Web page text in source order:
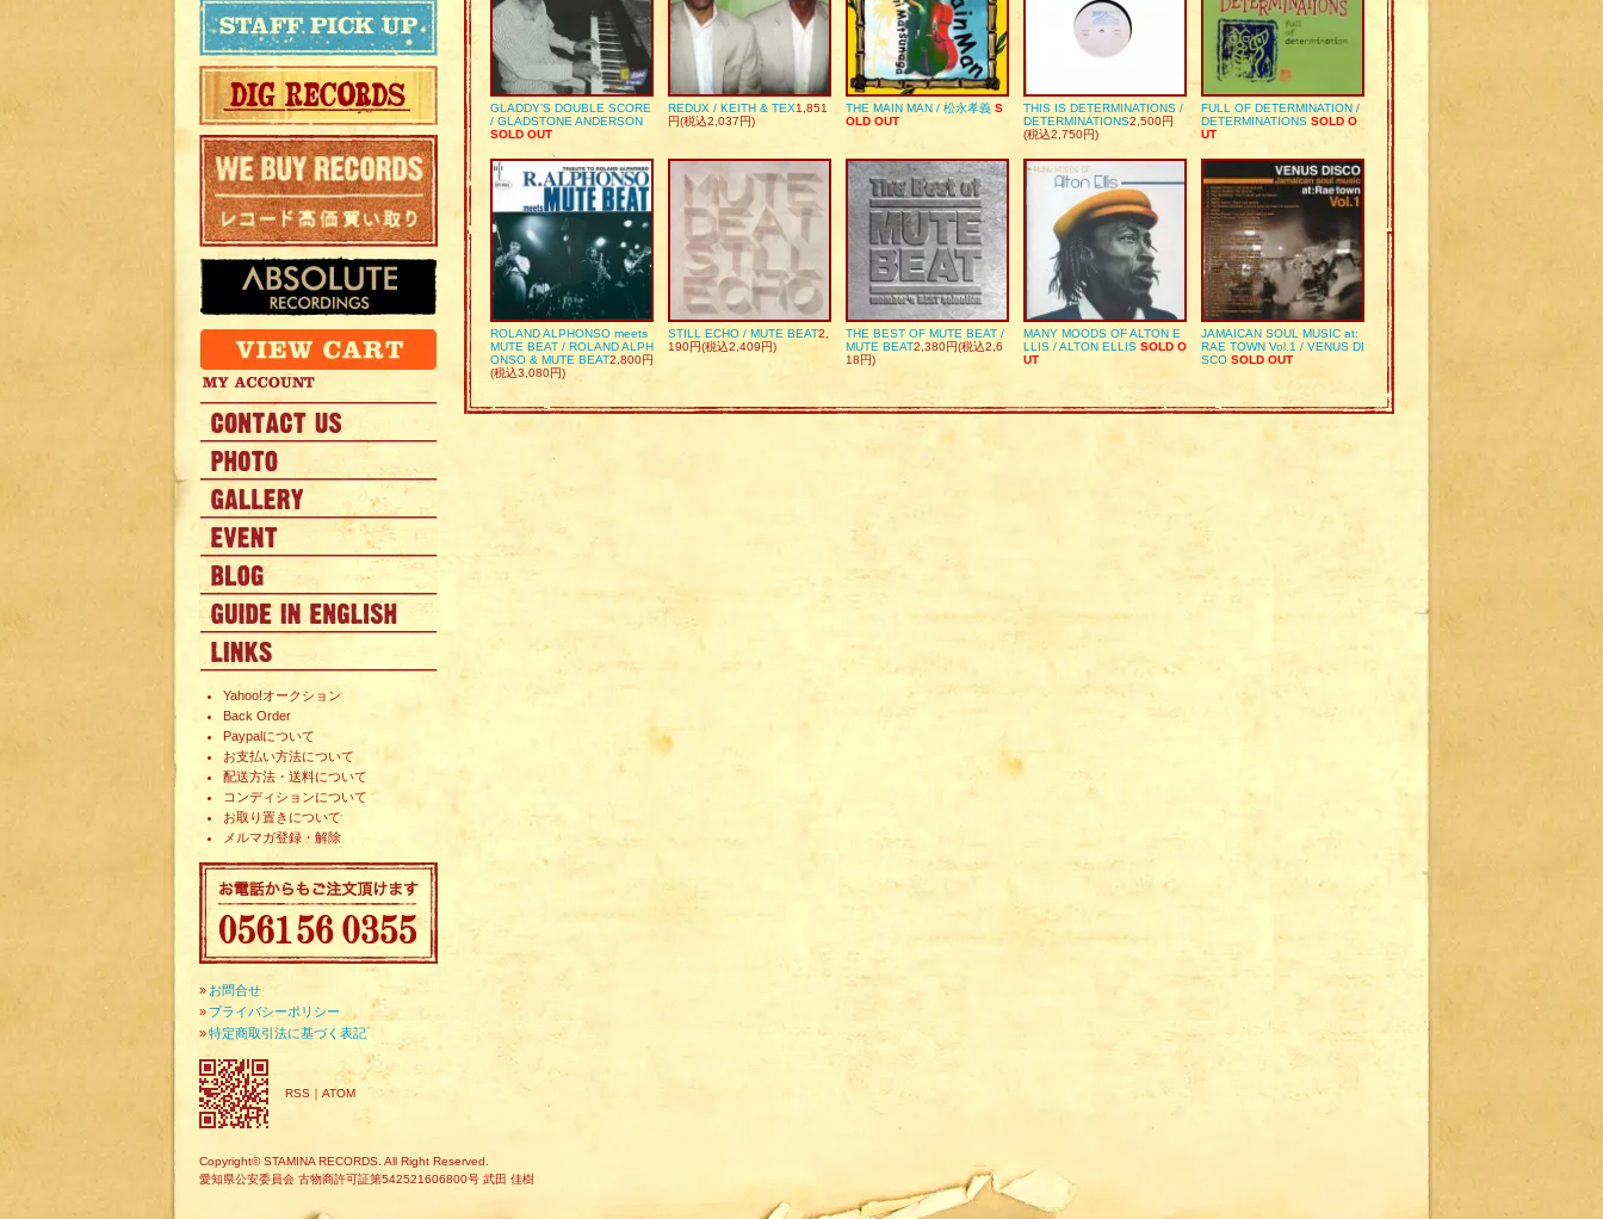
Yahoo!オークション
Back Order
Paypalについて
お支払い方法について
配送方法・送料について
コンディションについて
お取り置きについて
メルマガ登録・解除
» お問合せ
» プライバシーポリシー
»特定商取引法に基づく表記
RSS ｜ ATOM
GLADDY’S DOUBLE SCORE
/ GLADSTONE ANDERSON
SOLD OUT
REDUX / KEITH & TEX1,851
円(税込2,037円)
THE MAIN MAN / 松永孝義 S
OLD OUT
THIS IS DETERMINATIONS /
DETERMINATIONS2,500円
(税込2,750円)
FULL OF DETERMINATION /
DETERMINATIONS SOLD O
UT
ROLAND ALPHONSO meets
MUTE BEAT / ROLAND ALPH
ONSO & MUTE BEAT2,800円
(税込3,080円)
STILL ECHO / MUTE BEAT2,
190円(税込2,409円)
THE BEST OF MUTE BEAT /
MUTE BEAT2,380円(税込2,6
18円)
MANY MOODS OF ALTON E
LLIS / ALTON ELLIS SOLD O
UT
JAMAICAN SOUL MUSIC at:
RAE TOWN Vol.1 / VENUS DI
SCO SOLD OUT
Copyright© STAMINA RECORDS. All Right Reserved.
愛知県公安委員会 古物商許可証第542521606800号 武田 佳樹